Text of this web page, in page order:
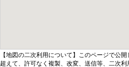
【地図の二次利用について】このページで公
超えて、許可なく複製、改変、送信等、二次